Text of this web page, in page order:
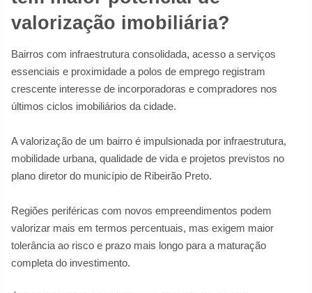
valorização imobiliária?
Bairros com infraestrutura consolidada, acesso a serviços
essenciais e proximidade a polos de emprego registram
crescente interesse de incorporadoras e compradores nos
últimos ciclos imobiliários da cidade.
A valorização de um bairro é impulsionada por infraestrutura,
mobilidade urbana, qualidade de vida e projetos previstos no
plano diretor do município de Ribeirão Preto.
Regiões periféricas com novos empreendimentos podem
valorizar mais em termos percentuais, mas exigem maior
tolerância ao risco e prazo mais longo para a maturação
completa do investimento.